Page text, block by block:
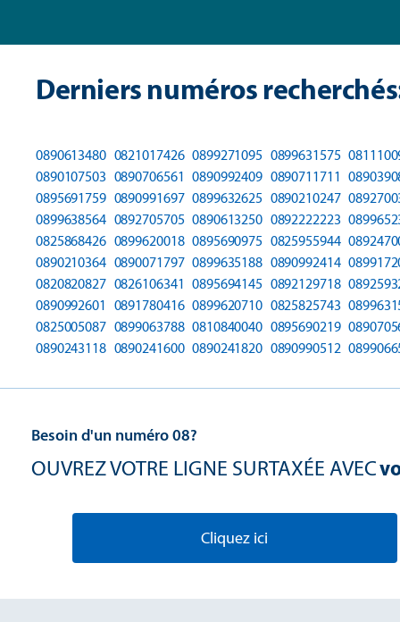
Derniers numéros
0890613480 0821017426 0899271095 0899631575
0890107503 0890706561 0890992409 0890711711
0895691759 0890991697 0899632625 0890210247
0899638564 0892705705 0890613250 0892222223
0825868426 0899620018 0895690975 0825955944
0890210364 0890071797 0899635188 0890992414
0820820827 0826106341 0895694145 0892129718
0890992601 0891780416 0899620710 0825825743
0825005087 0899063788 0810840040 0895690219
0890243118 0890241600 0890241820 0890990512
Besoin d'un numéro 08?
OUVREZ VOTRE LIGNE SURTAXÉE AVEC
Cliquez ici